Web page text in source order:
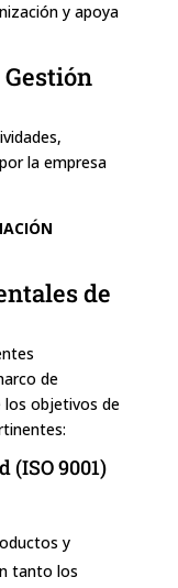
y apoya
la empresa
de
de
los objetivos de
(ISO 9001)
y
tanto los